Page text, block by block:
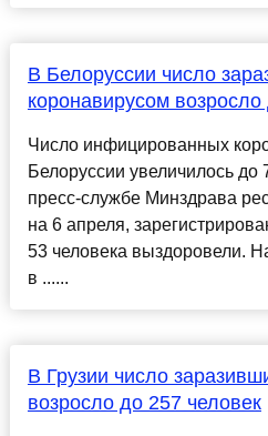
В Белоруссии число
коронавирусом
Число инфицированных
Белоруссии увеличилось
пресс-службе Минздрава
на 6 апреля,
53 человека выздоровели.
в ......
В Грузии число
возросло до 257 человек